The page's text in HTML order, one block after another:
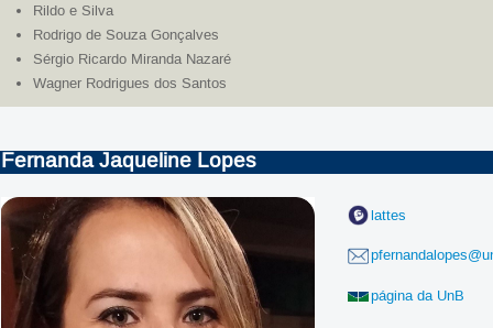
Rildo e Silva
Rodrigo de Souza Gonçalves
Sérgio Ricardo Miranda Nazaré
Wagner Rodrigues dos Santos
Fernanda Jaqueline Lopes
lattes
página da UnB